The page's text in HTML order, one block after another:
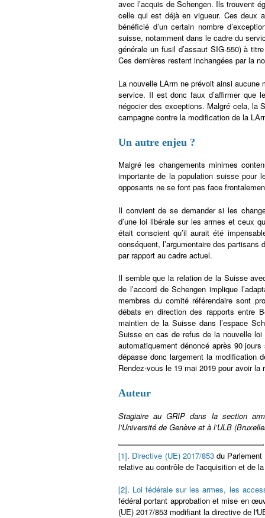
avec l’acquis de Schengen. Ils trouvent
celle qui est déjà en vigueur. Ces deux
bénéficié d’un certain nombre
suisse, notamment dans le cadre du
générale un fusil d’assaut SIG-550) à
Ces dernières restent inchangées par la
La nouvelle LArm ne prévoit ainsi
service. Il est donc faux d’affirmer que
négocier des exceptions. Malgré cela, la
campagne contre la modification de la
Un autre enjeu ?
Malgré les changements minimes
importante de la population suisse pour
opposants ne se font pas face
Il convient de se demander si les
d’une loi libérale sur les armes et ceux
était conscient qu’il aurait été
conséquent, l’argumentaire des
par rapport au cadre actuel.
Il semble que la relation de la Suisse
de l’accord de Schengen implique
membres du comité référendaire sont
débats en direction des rapports entre
maintien de la Suisse dans l’espace
Suisse en cas de refus de la nouvelle
automatiquement dénoncé après 90
dépasse donc largement la modification
Rendez-vous le 19 mai 2019 pour avoir la
Auteur
Stagiaire au GRIP dans la section
l’Université de Genève et à l’ULB
[1]. Directive (UE) 2017/853du Parlement
relative au contrôle de l'acquisition et de
[2]. Loi fédérale sur les armes, les
fédéral portant approbation et mise en
(UE) 2017/853 modifiant la directive de